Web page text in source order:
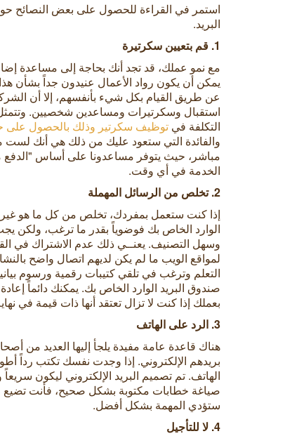
استمر في القراءة للحصول على بعض النصائح
البريد.
1. قم بتعيين سكرتيرة
مع نمو عملك، قد تجد أنك بحاجة إلى مساعدة
يمكن أن يكون رواد الأعمال عنيدون جداً بشأن
عن طريق القيام بكل شيء بأنفسهم، إلا أن
استقبال وسكرتيرات ومساعدين شخصيين.
التكلفة في توظيف سكرتير وذلك بالحصول على
والفائدة التي ستعود عليك من ذلك هي أنك
مباشر، حيث يتوفر مساعدونا على أساس
الخدمة في أي وقت.
2. تخلص من الرسائل المهملة
إذا كنت ستعمل بمفردك، تخلص من كل ما هو
الوارد الخاص بك فوضوياً بقدر ما ترغب، ولكن
وسهل التصنيف. يعنــي ذلك عدم الاشتراك في
لمواقع الويب ما لم يكن لديهم اتصال واضح
التعلم وترغب في تلقي كتيبات رقمية ورسوم
صندوق البريد الوارد الخاص بك. يمكنك دائماً
بعملك إذا كنت لا تزال تعتقد أنها ذات قيمة في
3. الرد على الهاتف
هناك قاعدة عامة مفيدة يلجأ إليها العديد من
بريدهم الإلكتروني. إذا وجدت نفسك تكتب رداً
الهاتف. تم تصميم البريد الإلكتروني ليكون
صياغة خطابات مكتوبة بشكل صحيح، فأنت تضيع
ستؤدي المهمة بشكل أفضل.
4. لا للتأجيل